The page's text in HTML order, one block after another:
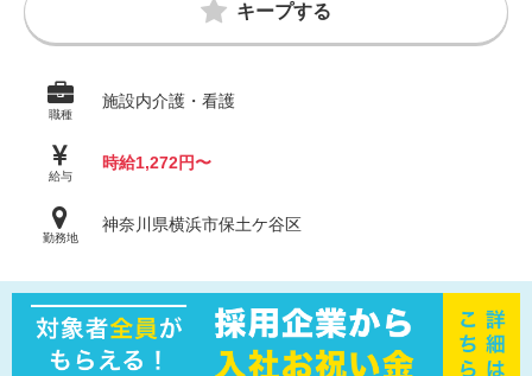
キープする
職種
施設内介護・看護
給与
時給1,272円〜
勤務地
神奈川県横浜市保土ケ谷区